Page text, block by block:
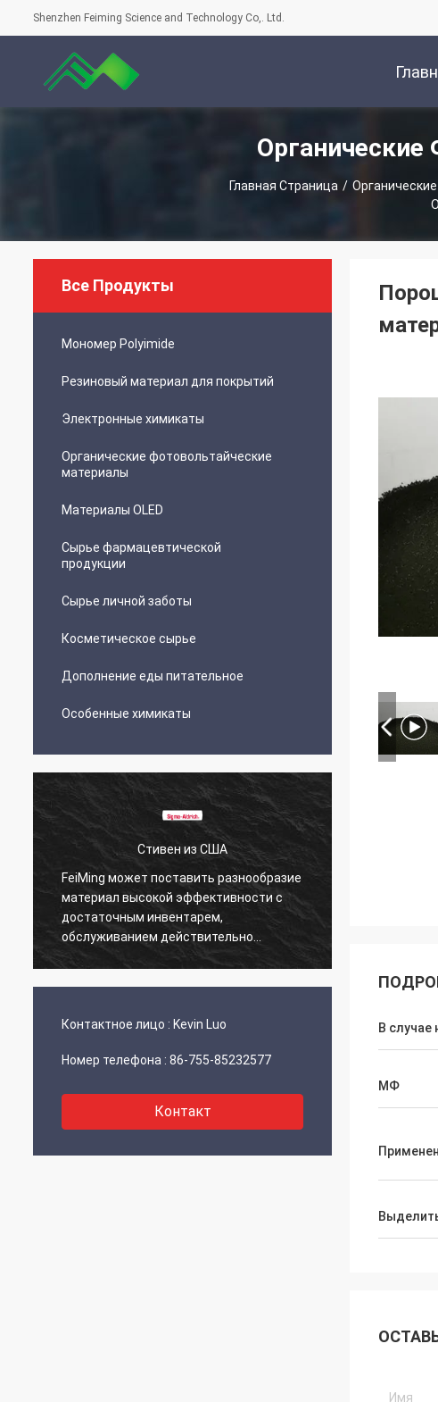
Shenzhen Feiming Science and Technology Co,. Ltd.
Главная Страница /
Все Продукты
Мономер Polyimide
Резиновый материал для покрытий
Электронные химикаты
Органические фотовольтайческие
материалы
Материалы OLED
Сырье фармацевтической
продукции
Сырье личной заботы
Косметическое сырье
Дополнение еды питательное
Особенные химикаты
Стивен из США
FeiMing может поставить разнообразие
материал высокой эффективности с
достаточным инвентарем,
обслуживанием действительно
фантастический.
Контактное лицо : Kevin Luo
Номер телефона : 86-755-85232577
Контакт
В случае
МФ